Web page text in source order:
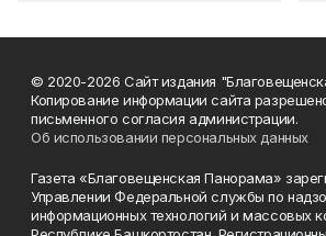
© 2020-2026 Сайт издания
Копирование информации сайта
письменного согласия администрации.
Об использовании персональных данных
Газета «Благовещенская Панорама»
Управлении Федеральной службы по
информационных технологий и массовых